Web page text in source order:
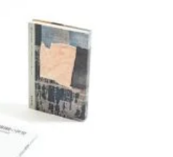
等学校家庭科教諭｜葭内あ
地球環境に触れる本5冊